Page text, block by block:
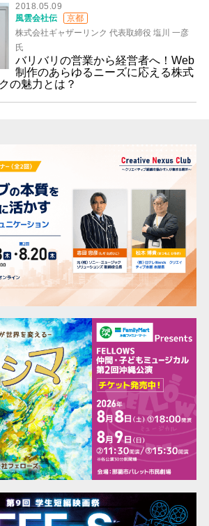
2018.05.09
風雲会社伝
京都
株式会社ギャザーリンク 代表取締役 塩川 一彦
氏
バリバリの営業から経営者へ！Web
制作のあらゆるニーズに応える株式
の魅力とは？